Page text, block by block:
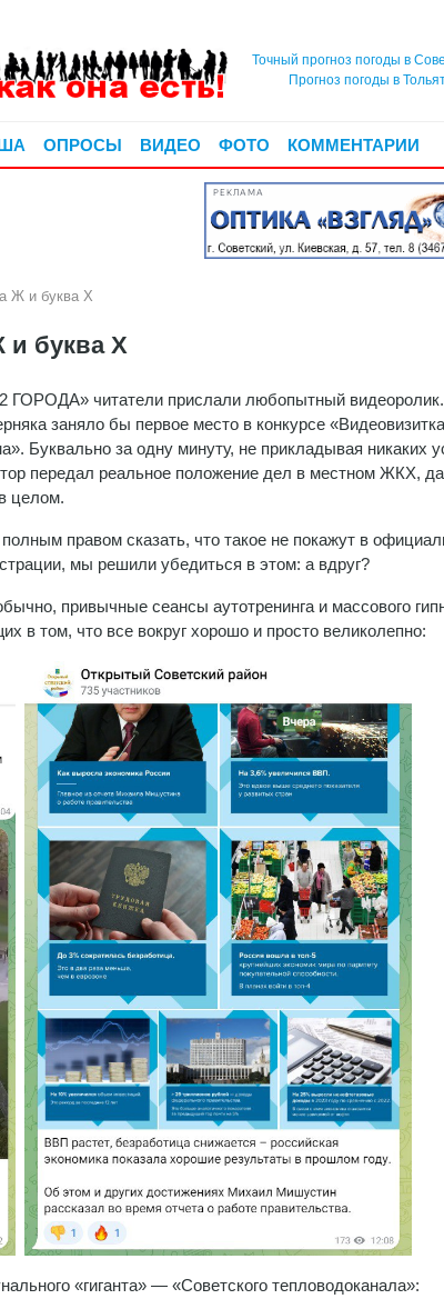
Точный прогноз погоды в
Прогноз погоды в
ОПРОСЫ ВИДЕО ФОТО КОММЕНТАРИИ
РЕКЛАМА
Ж и буква Х
и буква Х
ГОРОДА» читатели прислали любопытный видеоролик.
заняло бы первое место в конкурсе «Видеовизитка
Буквально за одну минуту, не прикладывая никаких
передал реальное положение дел в местном ЖКХ,
целом.
правом сказать, что такое не покажут в
мы решили убедиться в этом: а вдруг?
привычные сеансы аутотренинга и массового
в том, что все вокруг хорошо и просто великолепно:
«гиганта» — «Советского тепловодоканала»: